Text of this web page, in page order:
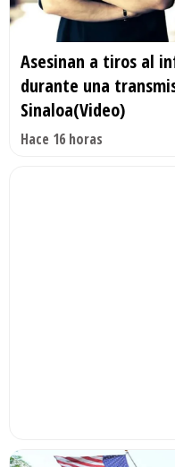
Asesinan a tiros al
durante una
Sinaloa(Video)
Hace 16 horas